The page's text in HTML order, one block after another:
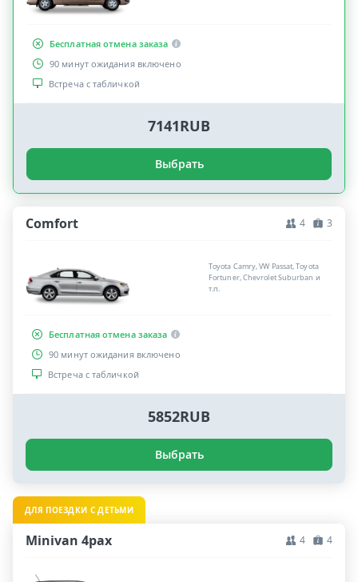
Бесплатная отмена заказа
90 минут ожидания включено
Встреча с табличкой
7141RUB
Выбрать
Comfort 4 3
Toyota Camry, VW Passat, Toyota
Fortuner, Chevrolet Suburban и
т.п.
Бесплатная отмена заказа
90 минут ожидания включено
Встреча с табличкой
5852RUB
Выбрать
ДЛЯ ПОЕЗДКИ С ДЕТЬМИ
Minivan 4pax 4 4